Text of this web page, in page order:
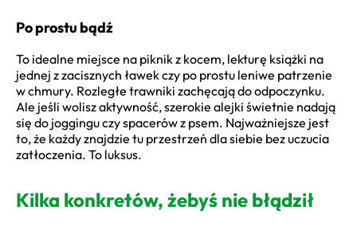
Po prostu bądź
To idealne miejsce na piknik z kocem, lekturę książki na
jednej z zacisznych ławek czy po prostu leniwe patrzenie
w chmury. Rozległe trawniki zachęcają do odpoczynku.
Ale jeśli wolisz aktywność, szerokie alejki świetnie nadają
się do joggingu czy spacerów z psem. Najważniejsze jest
to, że każdy znajdzie tu przestrzeń dla siebie bez uczucia
zatłoczenia. To luksus.
Kilka konkretów, żebyś nie błądził